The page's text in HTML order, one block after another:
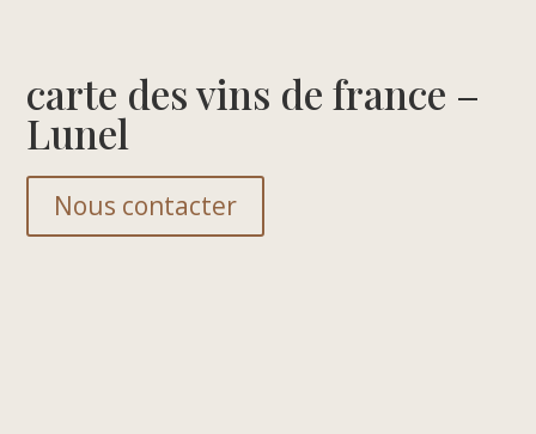
carte des vins de france –
Lunel
Nous contacter